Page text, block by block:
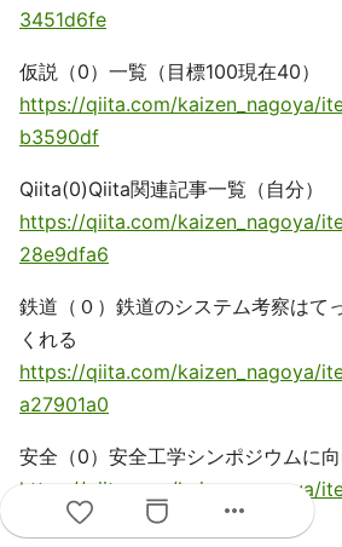
3451d6fe
仮説（0）一覧（目標100現在40）
https://qiita.com/kaizen_nagoya/
b3590df
Qiita(0)Qiita関連記事一覧（自分）
https://qiita.com/kaizen_nagoya/
28e9dfa6
鉄道（０）鉄道のシステム考察はて
くれる
https://qiita.com/kaizen_nagoya/
a27901a0
安全（0）安全工学シンポジウムに
https://qiita.com/kaizen_nagoya/
5cb2409
more_horiz